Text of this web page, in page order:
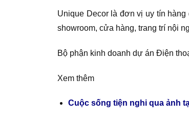
Unique Decor là đơn vị uy tín hàng
showroom, cửa hàng, trang trí nội
Bộ phận kinh doanh dự án Điện
Xem thêm
Cuộc sống tiện nghi qua ảnh